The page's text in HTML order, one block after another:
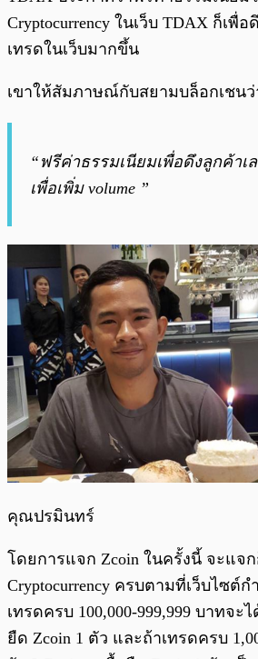
Cryptocurrency ในเว็บ TDAX ก็เพื่
เทรดในเว็บมากขึ้น
เขาให้สัมภาษณ์กับสยามบล็อกเชนว่
“ ฟรีค่าธรรมเนียมเพื่อดึงลูกค้าเ
เพื่อเพิ่ม volume ”
คุณปรมินทร์
โดยการแจก Zcoin ในครั้งนี้ จะแจ
Cryptocurrency ครบตามที่เว็บไซต์
เทรดครบ 100,000-999,999 บาทจะ
ยืด Zcoin 1 ตัว และถ้าเทรดครบ